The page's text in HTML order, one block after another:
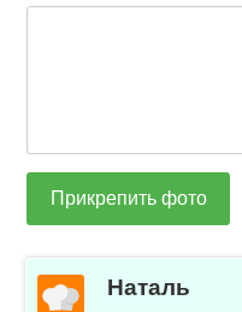
Прикрепить фото
Наталь